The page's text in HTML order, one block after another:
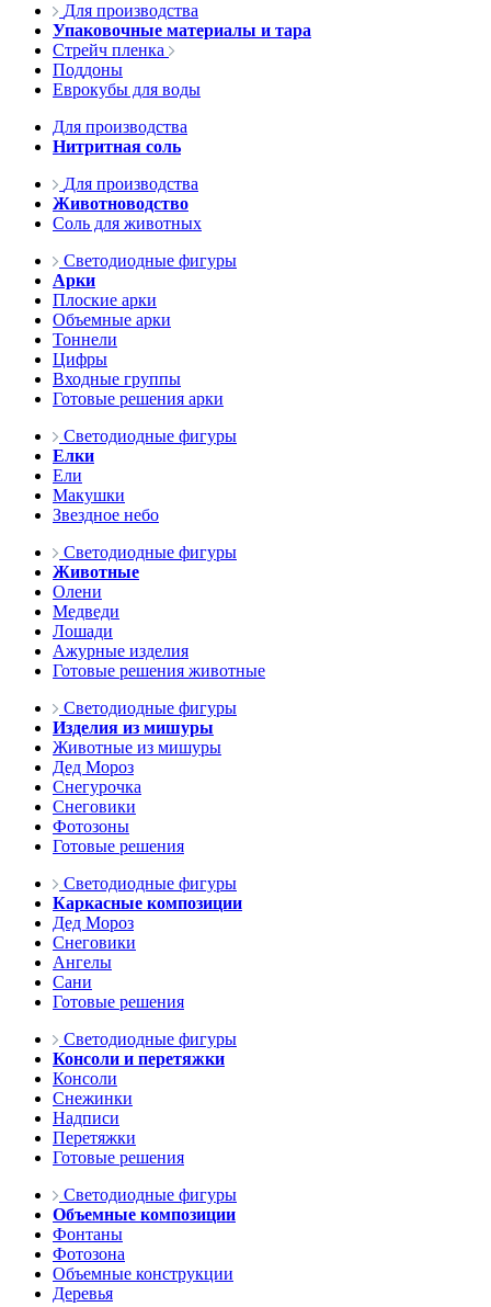
Для производства
Упаковочные материалы и тара
Стрейч пленка
Поддоны
Еврокубы для воды
Для производства
Нитритная соль
Для производства
Животноводство
Соль для животных
Светодиодные фигуры
Арки
Плоские арки
Объемные арки
Тоннели
Цифры
Входные группы
Готовые решения арки
Светодиодные фигуры
Елки
Ели
Макушки
Звездное небо
Светодиодные фигуры
Животные
Олени
Медведи
Лошади
Ажурные изделия
Готовые решения животные
Светодиодные фигуры
Изделия из мишуры
Животные из мишуры
Дед Мороз
Снегурочка
Снеговики
Фотозоны
Готовые решения
Светодиодные фигуры
Каркасные композиции
Дед Мороз
Снеговики
Ангелы
Сани
Готовые решения
Светодиодные фигуры
Консоли и перетяжки
Консоли
Снежинки
Надписи
Перетяжки
Готовые решения
Светодиодные фигуры
Объемные композиции
Фонтаны
Фотозона
Объемные конструкции
Деревья